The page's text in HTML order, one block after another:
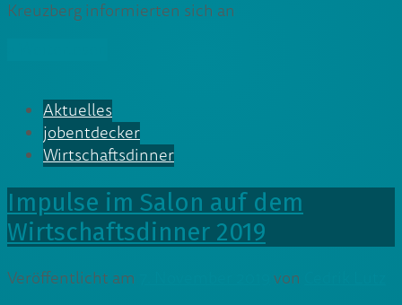
Kreuzberg informierten sich an
Aktuelles
jobentdecker
Wirtschaftsdinner
Impulse im Salon auf dem
Wirtschaftsdinner 2019
Veröffentlicht am von